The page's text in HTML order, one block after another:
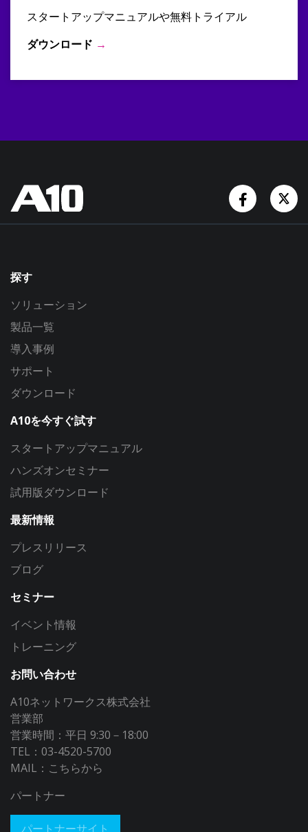
スタートアップマニュアルや無料トライアル
ダウンロード →
探す
ソリューション
製品一覧
導入事例
サポート
ダウンロード
A10を今すぐ試す
スタートアップマニュアル
ハンズオンセミナー
試用版ダウンロード
最新情報
プレスリリース
ブログ
セミナー
イベント情報
トレーニング
お問い合わせ
A10ネットワークス株式会社
営業部
営業時間：平日 9:30－18:00
TEL：03-4520-5700
MAIL： こちらから
パートナー
パートナーサイト